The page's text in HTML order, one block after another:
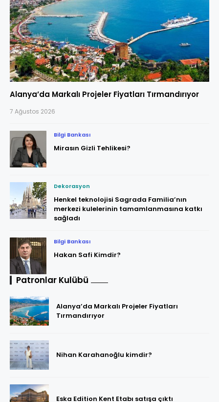
Alanya’da Markalı Projeler Fiyatları Tırmandırıyor
7 Ağustos 2026
Bilgi Bankası
Mirasın Gizli Tehlikesi?
Dekorasyon
Henkel teknolojisi Sagrada Familia’nın
merkezi kulelerinin tamamlanmasına katkı
sağladı
Bilgi Bankası
Hakan Safi Kimdir?
Patronlar Kulübü
Alanya’da Markalı Projeler Fiyatları
Tırmandırıyor
Nihan Karahanoğlu kimdir?
Eska Edition Kent Etabı satışa çıktı